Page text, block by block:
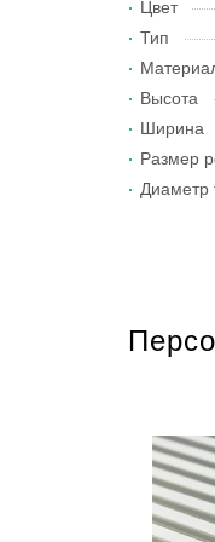
Цвет
Тип
Высота
Ширина
Размер
Диаметр